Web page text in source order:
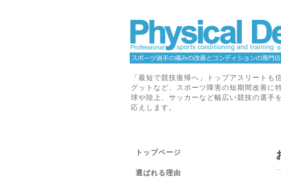
「最短で競技復帰へ」トップアスリート
グットなど、スポーツ障害の短期間改善に
球や陸上、サッカーなど幅広い競技の選手
応えします。
トップページ
選ばれる理由